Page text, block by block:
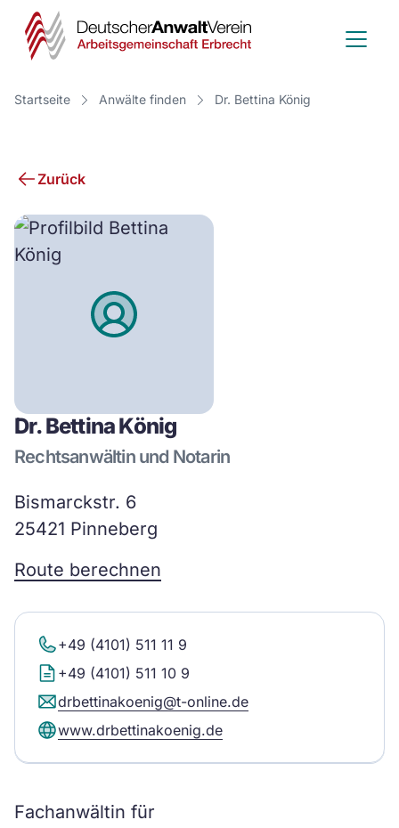
Deutscher
Anwalt
Verein
Startseite Anwälte finden Dr. Bettina König
Zurück
Dr. Bettina König
Rechtsanwältin und Notarin
Bismarckstr. 6
25421 Pinneberg
Route berechnen
+49 (4101) 511 11 9
+49 (4101) 511 10 9
drbettinakoenig@t-online.de
www.drbettinakoenig.de
Fachanwältin für